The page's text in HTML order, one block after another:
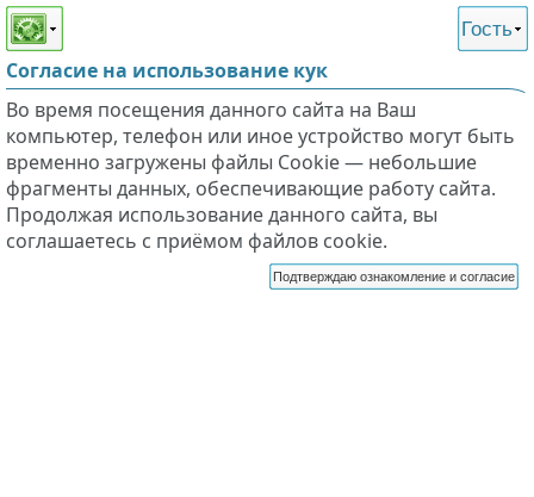
Этот сайт поддерживает
слабовидящих
Гость
Согласие на использование кук
Во время посещения данного сайта на Ваш
компьютер, телефон или иное устройство могут быть
временно загружены файлы Cookie — небольшие
фрагменты данных, обеспечивающие работу сайта.
Продолжая использование данного сайта, вы
соглашаетесь с приёмом файлов cookie.
Подтверждаю ознакомление и согласие